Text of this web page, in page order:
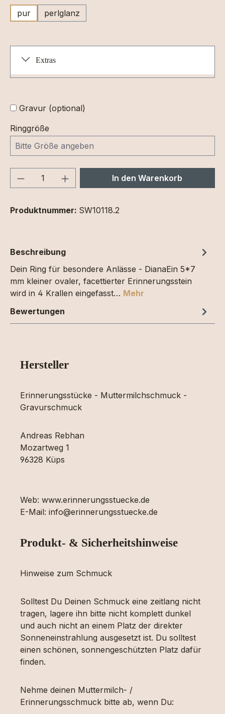
pur
perlglanz
Extras
Gravur (optional)
Ringgröße
Produkt Anzahl: Gib denIn den Warenkorb
Produktnummer: SW10118.2
Beschreibung
Dein Ring für besondere Anlässe - DianaEin 5*7
mm kleiner ovaler, facettierter Erinnerungsstein
wird in 4 Krallen eingefasst… Mehr
Bewertungen
Hersteller
Erinnerungsstücke - Muttermilchschmuck -
Gravurschmuck
Andreas Rebhan
Mozartweg 1
96328 Küps
Web: www.erinnerungsstuecke.de
E-Mail: info@erinnerungsstuecke.de
Produkt- & Sicherheitshinweise
Hinweise zum Schmuck
Solltest Du Deinen Schmuck eine zeitlang nicht
tragen, lagere ihn bitte nicht komplett dunkel
und auch nicht an einem Platz der direkter
Sonneneinstrahlung ausgesetzt ist. Du solltest
einen schönen, sonnengeschützten Platz dafür
finden.
Nehme deinen Muttermilch- /
Erinnerungsschmuck bitte ab, wenn Du: